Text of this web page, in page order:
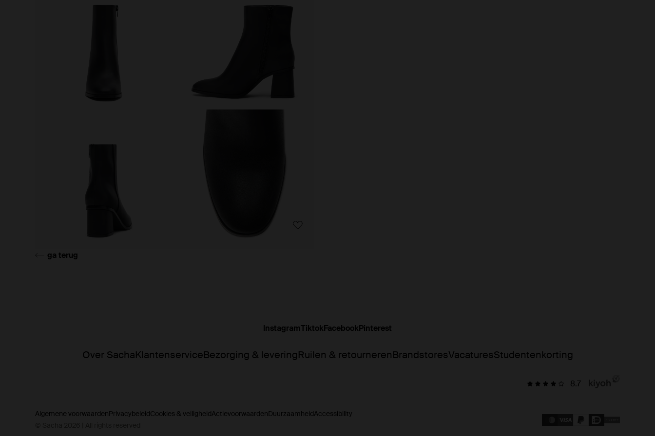
ga terug
Over SachaKlantenserviceBezorging & leveringRuilen & retournerenBrandstoresVacaturesStudentenkorting
InstagramTiktokFacebookPinterest
8.7
Algemene voorwaardenPrivacybeleidCookies & veiligheidActievoorwaardenDuurzaamheidAccessibility